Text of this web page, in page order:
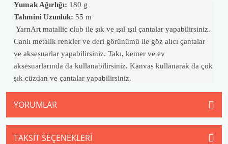
Yumak Ağırlığı: 180 g
Tahmini Uzunluk: 55 m
YarnArt matallic club ile şık ve ışıl ışıl çantalar yapabilirsiniz.
Canlı metalik renkler ve deri görünümü ile göz alıcı çantalar
ve aksesuarlar yapabilirsiniz. Takı, kemer ve ev
aksesuarlarında da kullanabilirsiniz. Kanvas kullanarak da çok
şık cüzdan ve çantalar yapabilirsiniz.
YORUMLAR
TAKSIT SEÇENEKLERI